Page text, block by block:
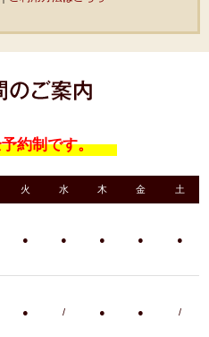
約制です。
火 水 木 金 土
● ● ● ● ●
● / ● ● /